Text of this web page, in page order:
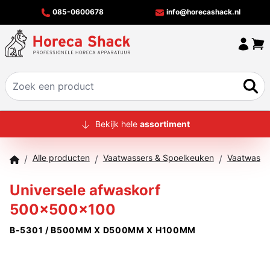
085-0600678 info@horecashack.nl
HOME
MERKEN
OFFERTECHECKER
CONTACT
Bekijk hele assortiment
/ Alle producten / Vaatwassers & Spoelkeuken /
Universele afwaskorf
500x500x100
B-5301 / B500MM X D500MM X H100MM